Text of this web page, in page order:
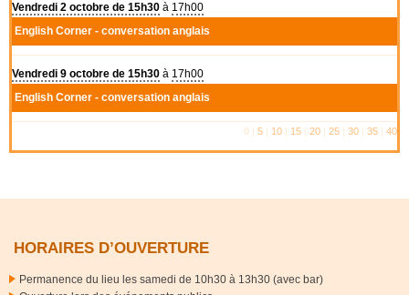
Vendredi 2 octobre de 15h30 à 17h00
English Corner - conversation anglais
Vendredi 9 octobre de 15h30 à 17h00
English Corner - conversation anglais
0 5 10 15 20 25 30 35 40
HORAIRES D’OUVERTURE
Permanence du lieu les samedi de 10h30 à 13h30 (avec bar)